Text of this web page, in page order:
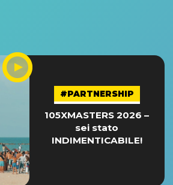
#PARTNERSHIP
105XMASTERS 2026 –
sei stato
INDIMENTICABILE!